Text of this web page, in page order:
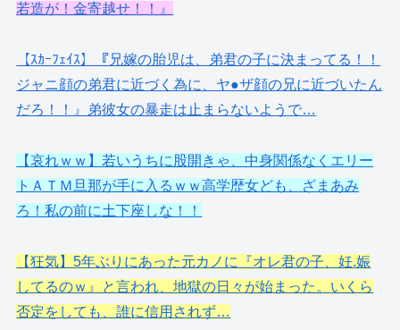
若造が！金寄越せ！！』
【ｽｶｰﾌｪｲｽ】『兄嫁の胎児は、弟君の子に決まってる！！
ジャニ顔の弟君に近づく為に、ヤ●ザ顔の兄に近づいたん
だろ！！』弟彼女の暴走は止まらないようで…
【哀れｗｗ】若いうちに股開きゃ、中身関係なくエリー
トＡＴＭ旦那が手に入るｗｗ高学歴女ども、ざまあみ
ろ！私の前に土下座しな！！
【狂気】5年ぶりにあった元カノに『オレ君の子、妊.娠
してるのｗ』と言われ、地獄の日々が始まった。いくら
否定をしても、誰に信用されず…